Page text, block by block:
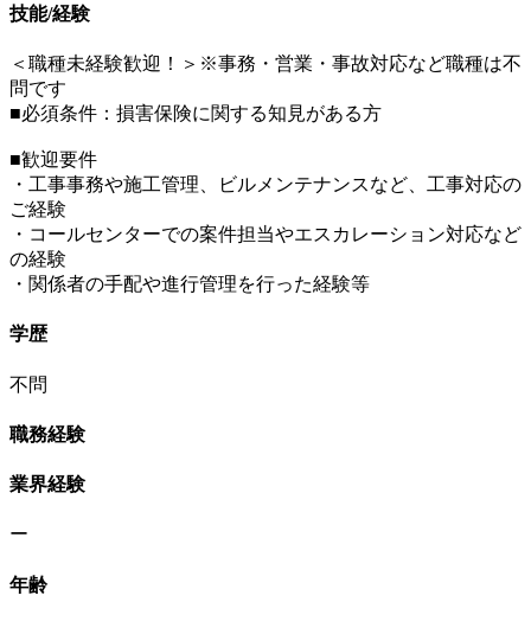
技能/経験
＜職種未経験歓迎！＞※事務・営業・事故対応など職種は不
問です
■必須条件：損害保険に関する知見がある方
■歓迎要件
・工事事務や施工管理、ビルメンテナンスなど、工事対応の
ご経験
・コールセンターでの案件担当やエスカレーション対応など
の経験
・関係者の手配や進行管理を行った経験等
学歴
不問
職務経験
業界経験
ー
年齢